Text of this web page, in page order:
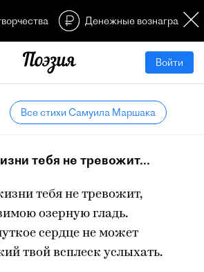
Денежные
Войти
Все стихи Самуила Маршака
тебя не тревожит...
тебя не тревожит,
озерную гладь.
сердце не может
твой всплеск услыхать.